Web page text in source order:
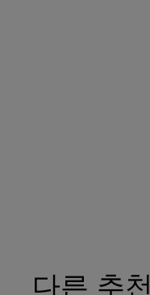
다른 추천